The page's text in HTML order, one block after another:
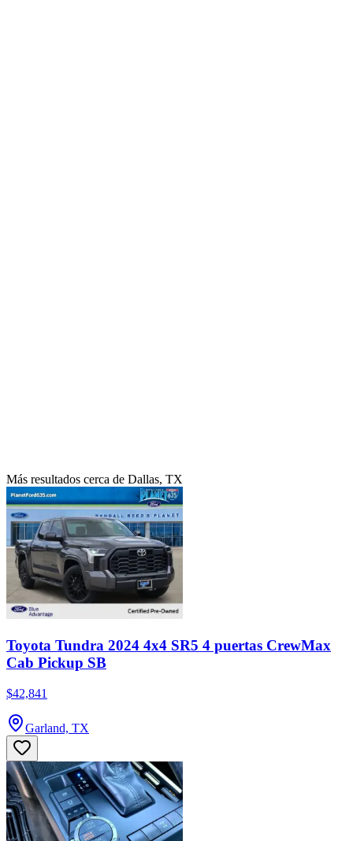
Más resultados cerca de Dallas, TX
Toyota Tundra 2024 4x4 SR5 4 puertas CrewMax
Cab Pickup SB
$42,841
Garland, TX